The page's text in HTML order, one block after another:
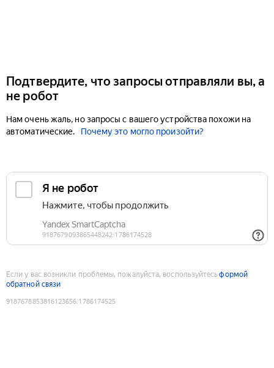
Подтвердите, что запросы отправляли вы, а
не робот
Нам очень жаль, но запросы с вашего устройства похожи на
автоматические.
Почему это могло произойти?
Если у вас возникли проблемы, пожалуйста, воспользуйтесьформой
обратной связи
9187678853816123656:1786174525